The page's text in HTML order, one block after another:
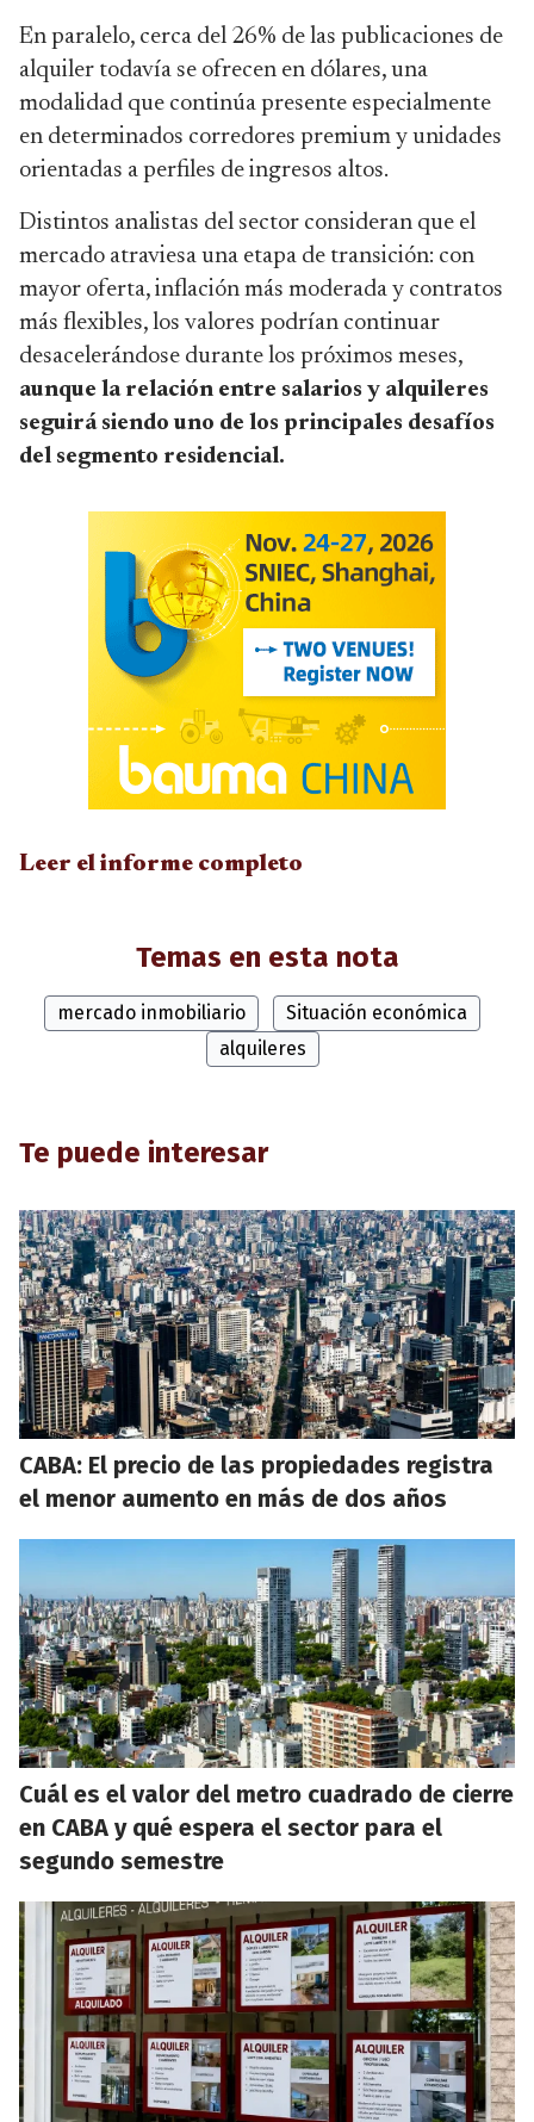
En paralelo, cerca del 26% de las publicaciones de
alquiler todavía se ofrecen en dólares, una
modalidad que continúa presente especialmente
en determinados corredores premium y unidades
orientadas a perfiles de ingresos altos.
Distintos analistas del sector consideran que el
mercado atraviesa una etapa de transición: con
mayor oferta, inflación más moderada y contratos
más flexibles, los valores podrían continuar
desacelerándose durante los próximos meses,
aunque la relación entre salarios y alquileres
seguirá siendo uno de los principales desafíos
del segmento residencial.
Leer el informe completo
Temas en esta nota
mercado inmobiliario
Situación económica
alquileres
Te puede interesar
CABA: El precio de las propiedades registra
el menor aumento en más de dos años
Cuál es el valor del metro cuadrado de cierre
en CABA y qué espera el sector para el
segundo semestre